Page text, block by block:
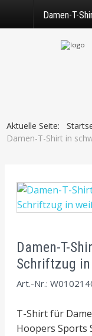
Damen-T-
Aktuelle Seite:
Damen-T-Shirt in
Damen-T-
Schriftzug
Art.-Nr.:
T-Shirt für
Hoopers Sports